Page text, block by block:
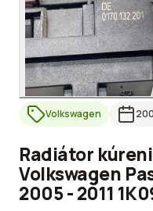
Volkswagen
Radiátor
Volkswagen
2005 - 2011